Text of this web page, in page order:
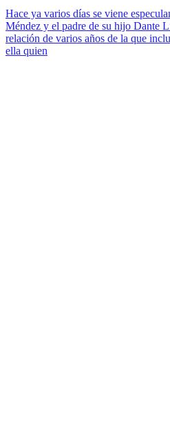
Hace ya varios días se viene
Méndez y el padre de su hijo Dante
relación de varios años de la que
ella quien